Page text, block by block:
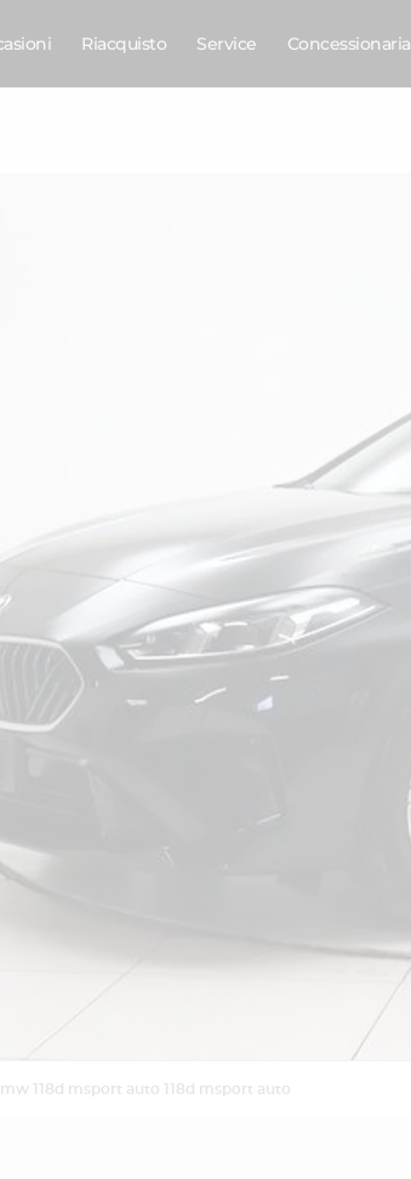
Riacquisto Service Concessionaria
118d msport auto 118d msport auto